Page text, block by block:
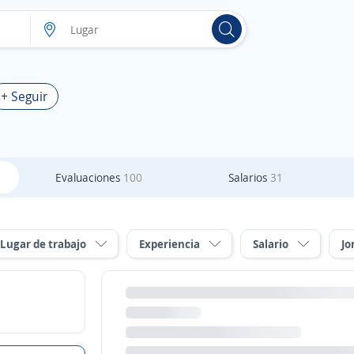
+ Seguir
Evaluaciones 100 Salarios 31
Lugar de trabajo Experiencia Salario